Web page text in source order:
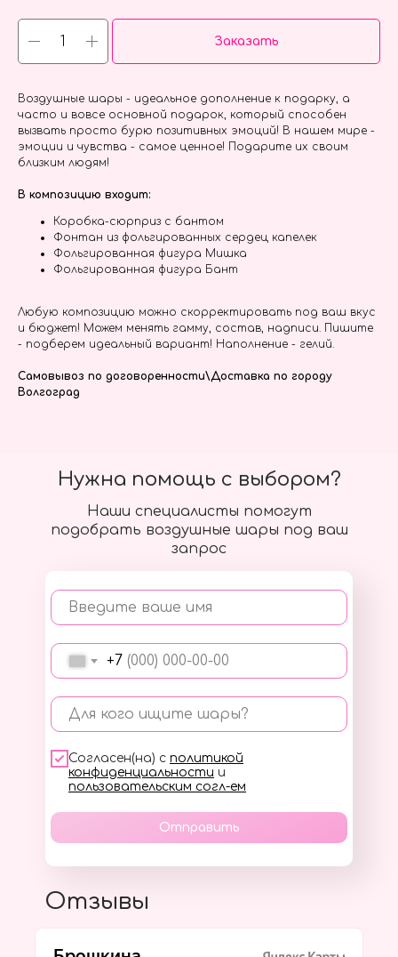
Заказать
Воздушные шары - идеальное дополнение к подарку, а
часто и вовсе основной подарок, который способен
вызвать просто бурю позитивных эмоций! В нашем мире -
эмоции и чувства - самое ценное! Подарите их своим
близким людям!
В композицию входит:
Коробка-сюрприз с бантом
Фонтан из фольгированных сердец капелек
Фольгированная фигура Мишка
Фольгированная фигура Бант
Любую композицию можно скорректировать под ваш вкус
и бюджет! Можем менять гамму, состав, надписи. Пишите
- подберем идеальный вариант! Наполнение - гелий.
Самовывоз по договоренности\Доставка по городу
Волгоград
Наши специалисты помогут
подобрать воздушные шары под ваш
запрос
Введите ваше имя
+7
Для кого ищите шары?
Согласен(на) с политикой
конфиденциальности и
пользовательским согл-ем
Отправить
Нужна помощь с выбором?
Отзывы